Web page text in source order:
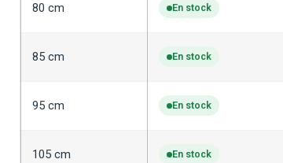
80 cm En stock
85 cm En stock
95 cm En stock
105 cm En stock